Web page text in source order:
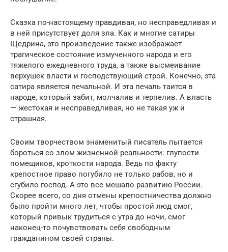
Сказка по-настоящему правдивая, но несправедливая и
в ней присутствует доля зла. Как и многие сатиры
Щедрина, это произведение также изображает
трагическое состояние измученного народа и его
тяжелого ежедневного труда, а также высмеивание
верхушек власти и господствующий строй. Конечно, эта
сатира является печальной. И эта печаль таится в
народе, который забит, молчалив и терпелив. А власть
— жестокая и несправедливая, но не такая уж и
страшная.
Своим творчеством знаменитый писатель пытается
бороться со злом жизненной реальности: глупости
помещиков, кроткости народа. Ведь по факту
крепостное право погубило не только рабов, но и
сгубило господ. А это все мешало развитию России.
Скорее всего, со дня отмены крепостничества должно
было пройти много лет, чтобы простой люд смог,
который привык трудиться с утра до ночи, смог
наконец-то почувствовать себя свободным
гражданином своей страны.